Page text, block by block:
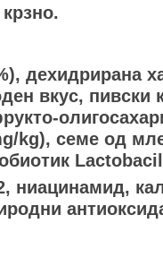
дехидрирана
вкус, пивски
kg), семе од